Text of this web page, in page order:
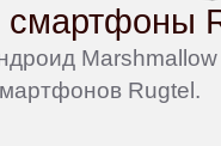
смартфоны
Rugtel.